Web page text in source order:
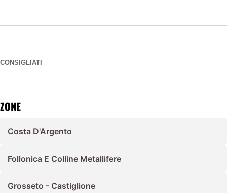
CONSIGLIATI
ZONE
Costa D'Argento
Follonica E Colline Metallifere
Grosseto - Castiglione